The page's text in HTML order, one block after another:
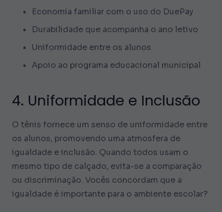
Economia familiar com o uso do DuePay
Durabilidade que acompanha o ano letivo
Uniformidade entre os alunos
Apoio ao programa educacional municipal
4. Uniformidade e Inclusão
O tênis fornece um senso de uniformidade entre
os alunos, promovendo uma atmosfera de
igualdade e inclusão. Quando todos usam o
mesmo tipo de calçado, evita-se a comparação
ou discriminação. Vocês concordam que a
igualdade é importante para o ambiente escolar?